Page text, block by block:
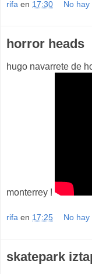
rifa en 17:30 No hay
horror heads
hugo navarrete de
monterrey !
rifa en 17:25 No hay
skatepark